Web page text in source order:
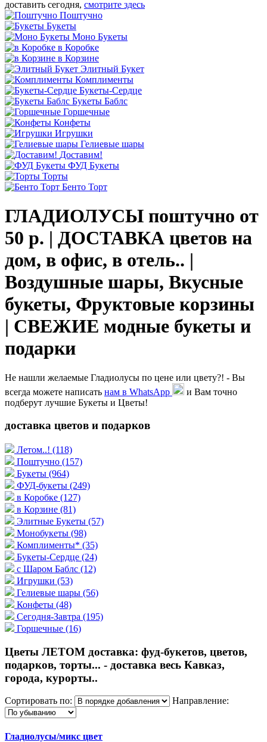
доставить сегодня, смотрите здесь
Поштучно
Букеты
Моно Букеты
в Коробке
в Корзине
Элитный Букет
Комплименты
Букеты-Сердце
Букеты Баблс
Горшечные
Конфеты
Игрушки
Гелиевые шары
Доставим!
ФУД Букеты
Торты
Бенто Торт
ГЛАДИОЛУСЫ поштучно от
50 р. | ДОСТАВКА цветов на
дом, в офис, в отель.. |
Воздушные шары, Вкусные
букеты, Фруктовые корзины
| СВЕЖИЕ модные букеты и
подарки
Не нашли желаемые Гладиолусы по цене или цвету?! - Вы
всегда можете написать нам в WhatsApp
и Вам точно
подберут лучшие Букеты и Цветы!
доставка цветов и подарков
Летом..! (118)
Поштучно (157)
Букеты (964)
ФУД-букеты (249)
в Коробке (127)
в Корзине (81)
Элитные Букеты (57)
Монобукеты (98)
Комплименты* (35)
Букеты-Сердце (24)
с Шаром Баблс (12)
Игрушки (53)
Гелиевые шары (56)
Конфеты (48)
Сегодня-Завтра (195)
Горшечные (16)
Цветы ЛЕТОМ доставка: фуд-букетов, цветов,
подарков, торты... - доставка весь Кавказ,
города, курорты..
Сортировать по: Направление:
Гладиолусы/микс цвет